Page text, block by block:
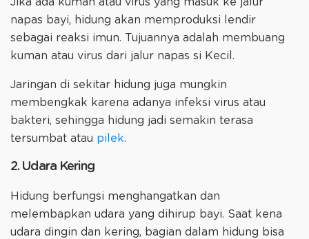
napas bayi, hidung akan memproduksi lendir
sebagai reaksi imun. Tujuannya adalah membuang
kuman atau virus dari jalur napas si Kecil.
Jaringan di sekitar hidung juga mungkin
membengkak karena adanya infeksi virus atau
bakteri, sehingga hidung jadi semakin terasa
tersumbat atau pilek.
2. Udara Kering
Hidung berfungsi menghangatkan dan
melembapkan udara yang dihirup bayi. Saat kena
udara dingin dan kering, bagian dalam hidung bisa